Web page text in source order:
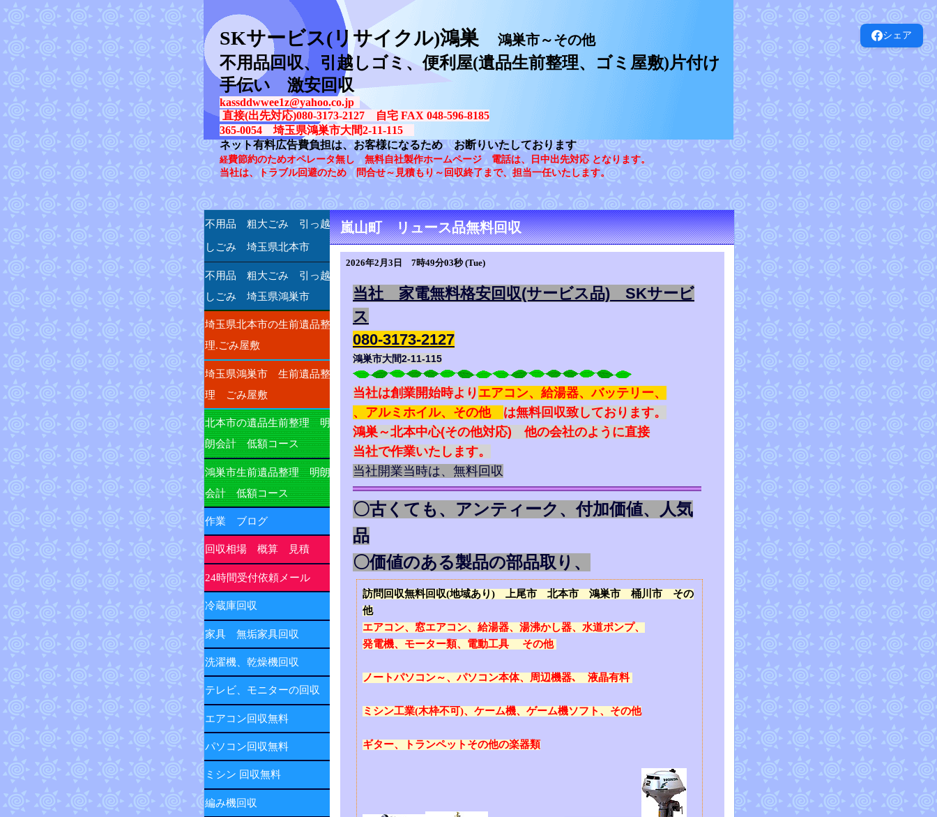
シェア
SKサービス(リサイクル)鴻巣 鴻巣市～その他
不用品回収、引越しゴミ、便利屋(遺品生前整理、ゴミ屋敷)片付け
手伝い 激安回収
kassddwwee1z@yahoo.co.jp
直接(出先対応)080-3173-2127 自宅 FAX 048-596-8185
365-0054 埼玉県鴻巣市大間2-11-115
ネット有料広告費負担は、お客様になるため お断りいたしております
経費節約のためオペレータ無し 無料自社製作ホームページ 電話は、日中出先対応 となります。
当社は、トラブル回避のため 問合せ～見積もり～回収終了まで、担当一任いたします。
嵐山町 リュース品無料回収
2026年2月3日 7時49分03秒 (Tue)
当社 家電無料格安回収(サービス品) SKサービ
ス
080-3173-2127
鴻巣市大間2-11-115
当社は創業開始時より エアコン、給湯器、バッテリー、
、アルミホイル、その他 は無料回収致しております。
鴻巣～北本中心(その他対応) 他の会社のように直接
当社で作業いたします。
当社開業当時は、無料回収
〇古くても、アンティーク、付加価値、人気
品
〇価値のある製品の部品取り、
訪問回収無料回収(地域あり) 上尾市 北本市 鴻巣市 桶川市 その
他
エアコン、窓エアコン、給湯器、湯沸かし器、水道ポンプ、
発電機、モーター類、電動工具 その他
ノートパソコン～、パソコン本体、周辺機器､ 液晶有料
ミシン工業(木枠不可)、ケーム機、ゲーム機ソフト、その他
ギター、トランペットその他の楽器類
不用品 粗大ごみ 引っ越
しごみ 埼玉県北本市
不用品 粗大ごみ 引っ越
しごみ 埼玉県鴻巣市
埼玉県北本市の生前遺品整
理.ごみ屋敷
埼玉県鴻巣市 生前遺品整
理 ごみ屋敷
北本市の遺品生前整理 明
朗会計 低額コース
鴻巣市生前遺品整理 明朗
会計 低額コース
作業 ブログ
回収相場 概算 見積
24時間受付依頼メール
冷蔵庫回収
家具 無垢家具回収
洗濯機、乾燥機回収
テレビ、モニターの回収
エアコン回収無料
パソコン回収無料
ミシン 回収無料
編み機回収